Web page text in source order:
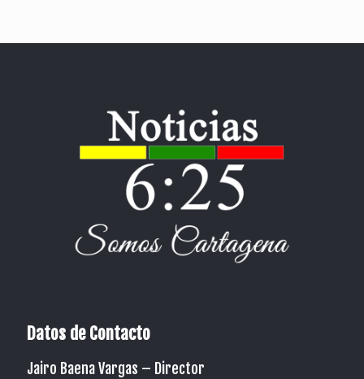
Datos de Contacto
Jairo Baena Vargas – Director